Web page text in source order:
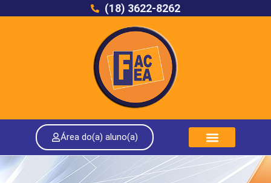
(18) 3622-8262
Área do(a) aluno(a)